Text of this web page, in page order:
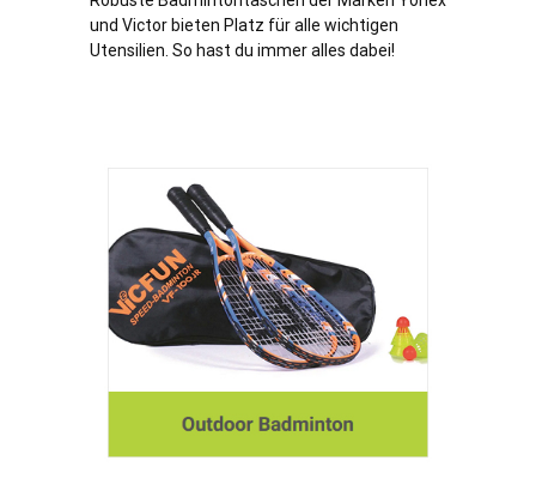
und Victor bieten Platz für alle wichtigen
Utensilien. So hast du immer alles dabei!